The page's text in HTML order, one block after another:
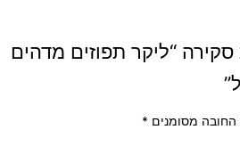
“ליקר תפוזים מדהים
מסומנים *